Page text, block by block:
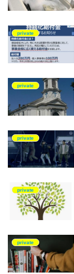
private
private
private
private
private